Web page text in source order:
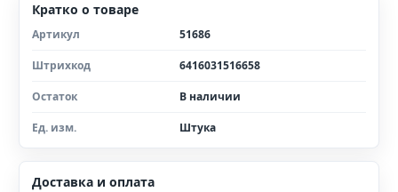
Кратко о товаре
Артикул 51686
Штрихкод 6416031516658
Остаток В наличии
Ед. изм. Штука
Доставка и оплата